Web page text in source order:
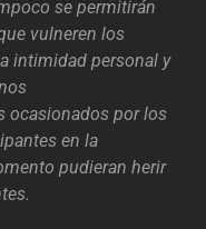
se permitirán
vulneren los
intimidad personal y
ocasionados por los
en la
pudieran herir